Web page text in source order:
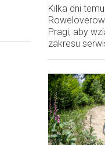
Kilka dni
Pragi, aby
zakresu